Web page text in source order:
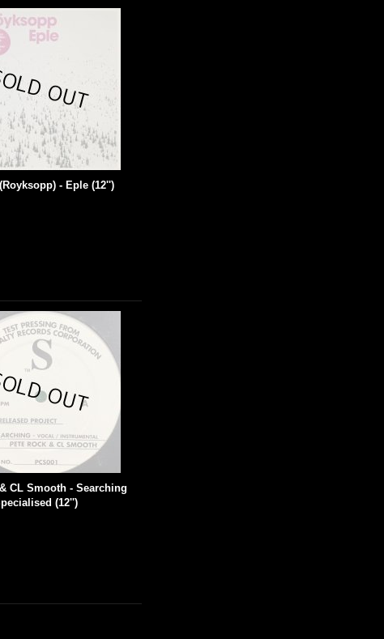
- Eple (12'')
CL Smooth - Searching
(12'')